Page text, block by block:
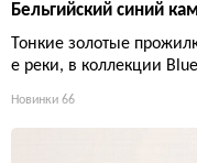
Бельгийский синий
Тонкие золотые
е реки, в коллекции
Новинки 66